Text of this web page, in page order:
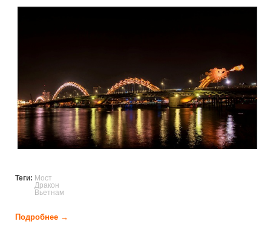
new_fire_breathing_dragon_bridge.jpg
Теги: Мост
Дракон
Вьетнам
Подробнее →